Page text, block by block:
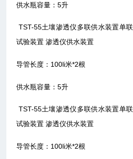
供水瓶容量：5升
TST-55土壤渗透仪多联供水装置单
试验装置 渗透仪供水装置
导管长度：100li米*2根
供水瓶容量：5升
TST-55土壤渗透仪多联供水装置单
试验装置 渗透仪供水装置
导管长度：100li米*2根